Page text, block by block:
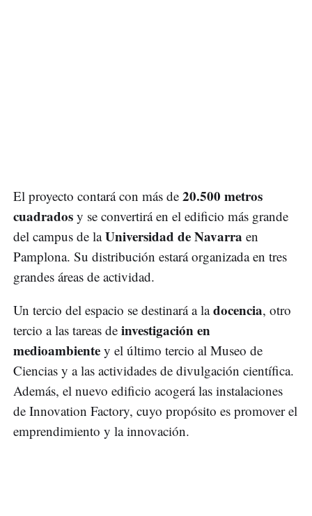
El proyecto contará con más de 20.500 metros
cuadrados y se convertirá en el edificio más grande
del campus de laUniversidad de Navarra en
Pamplona. Su distribución estará organizada en tres
grandes áreas de actividad.
Un tercio del espacio se destinará a ladocencia, otro
tercio a las tareas de investigación en
medioambiente y el último tercio al Museo de
Ciencias y a las actividades de divulgación científica.
Además, el nuevo edificio acogerá las instalaciones
de Innovation Factory, cuyo propósito es promover el
emprendimiento y la innovación.